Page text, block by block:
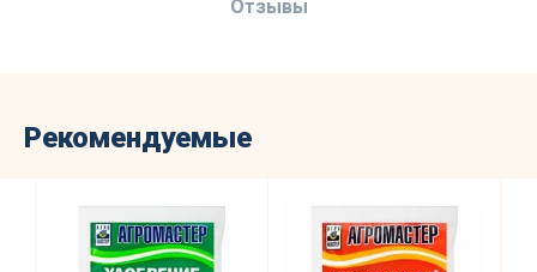
Отзывы
Рекомендуемые